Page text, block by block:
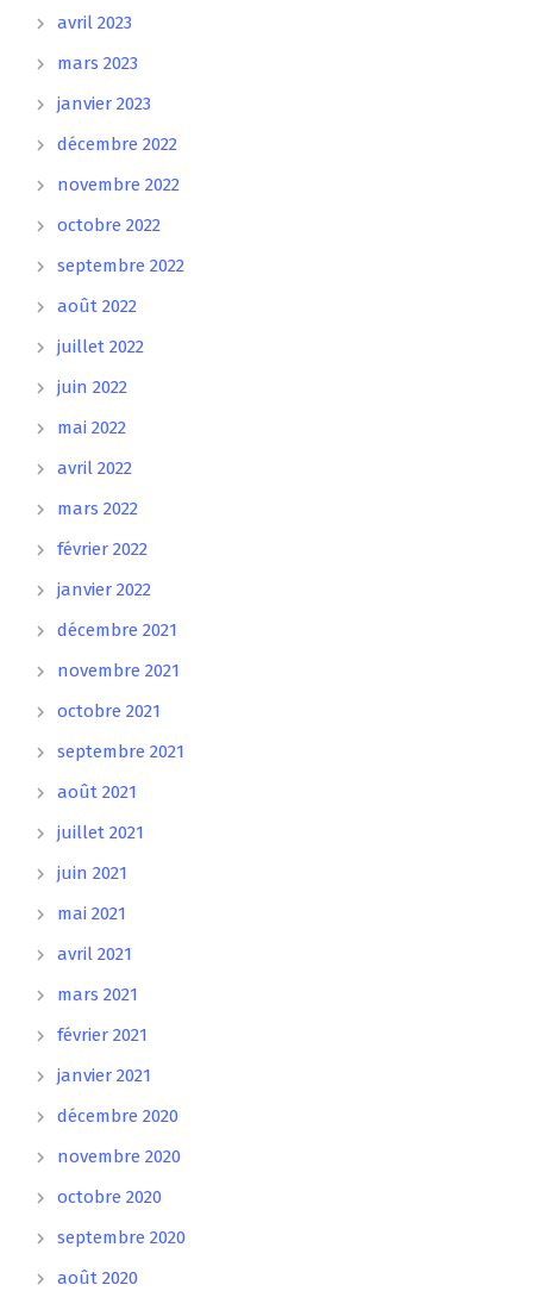
avril 2023
mars 2023
janvier 2023
décembre 2022
novembre 2022
octobre 2022
septembre 2022
août 2022
juillet 2022
juin 2022
mai 2022
avril 2022
mars 2022
février 2022
janvier 2022
décembre 2021
novembre 2021
octobre 2021
septembre 2021
août 2021
juillet 2021
juin 2021
mai 2021
avril 2021
mars 2021
février 2021
janvier 2021
décembre 2020
novembre 2020
octobre 2020
septembre 2020
août 2020